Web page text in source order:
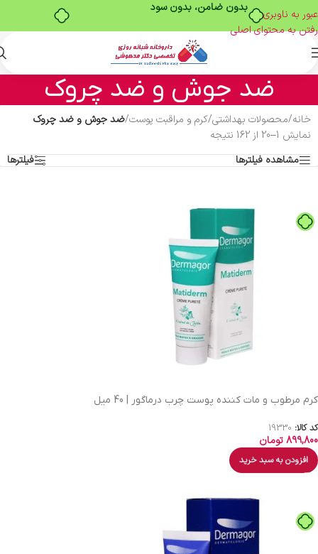
خرید قسطی با ترب‌پی
عبور به ناوبری
رفتن به محتوای اصلی
ضد جوش و ضد چروک
خانه/محصولات بهداشتی/کرم و مراقبت پوست/ضد جوش و ضد چروک
نمایش 1–20 از 162 نتیجه
مشاهده فیلترها
فیلترها
کرم مرطوب و مات کننده پوست چرب درماگور | 40 میل
کد کالا: 19330
899,800تومان
افزودن به سبد خرید